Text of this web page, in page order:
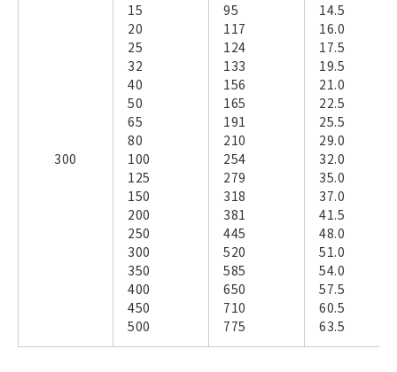
300
15
20
25
32
40
50
65
80
100
125
150
200
250
300
350
400
450
500
95
117
124
133
156
165
191
210
254
279
318
381
445
520
585
650
710
775
14.5
16.0
17.5
19.5
21.0
22.5
25.5
29.0
32.0
35.0
37.0
41.5
48.0
51.0
54.0
57.5
60.5
63.5